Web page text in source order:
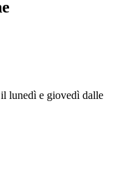
lunedì e giovedì dalle